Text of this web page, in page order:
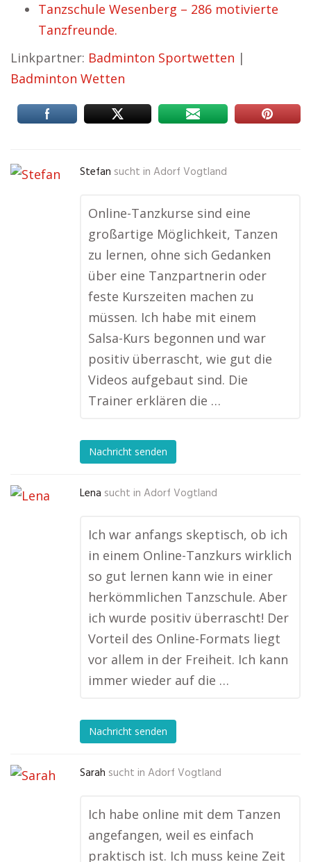
Tanzschule Wesenberg – 286 motivierte
Tanzfreunde.
Linkpartner: Badminton Sportwetten |
Badminton Wetten
Stefan sucht in Adorf Vogtland
Online-Tanzkurse sind eine
großartige Möglichkeit, Tanzen
zu lernen, ohne sich Gedanken
über eine Tanzpartnerin oder
feste Kurszeiten machen zu
müssen. Ich habe mit einem
Salsa-Kurs begonnen und war
positiv überrascht, wie gut die
Videos aufgebaut sind. Die
Trainer erklären die …
Nachricht senden
Lena sucht in Adorf Vogtland
Ich war anfangs skeptisch, ob ich
in einem Online-Tanzkurs wirklich
so gut lernen kann wie in einer
herkömmlichen Tanzschule. Aber
ich wurde positiv überrascht! Der
Vorteil des Online-Formats liegt
vor allem in der Freiheit. Ich kann
immer wieder auf die …
Nachricht senden
Sarah sucht in Adorf Vogtland
Ich habe online mit dem Tanzen
angefangen, weil es einfach
praktisch ist. Ich muss keine Zeit